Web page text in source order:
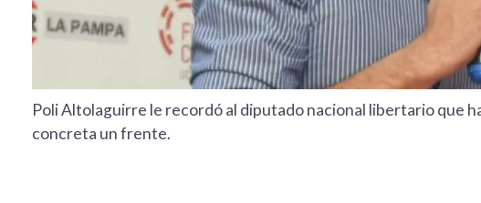
Poli Altolaguirre le recordó al diputado nacional libertario que
concreta un frente.